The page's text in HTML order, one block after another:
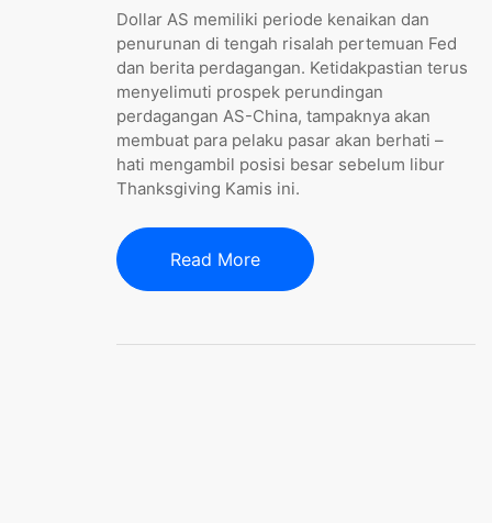
Dollar AS memiliki periode kenaikan dan
penurunan di tengah risalah pertemuan Fed
dan berita perdagangan. Ketidakpastian terus
menyelimuti prospek perundingan
perdagangan AS-China, tampaknya akan
membuat para pelaku pasar akan berhati –
hati mengambil posisi besar sebelum libur
Thanksgiving Kamis ini.
Read More